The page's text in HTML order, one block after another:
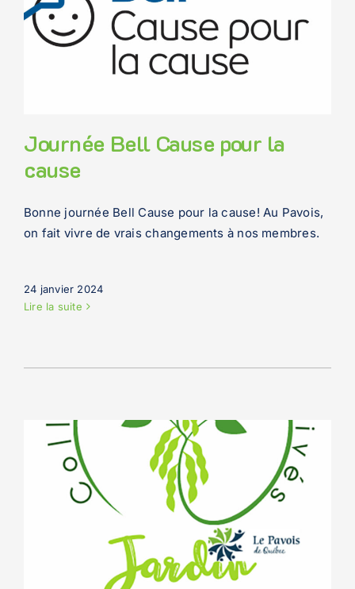
Journée Bell Cause pour la
cause
Bonne journée Bell Cause pour la cause! Au Pavois,
on fait vivre de vrais changements à nos membres.
24 janvier 2024
Lire la suite